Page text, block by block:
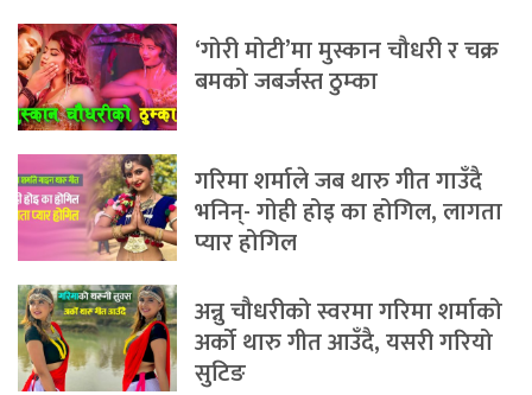
‘गोरी मोटी’मा मुस्कान चौधरी र चक्र
बमको जबर्जस्त ठुम्का
गरिमा शर्माले जब थारु गीत गाउँदै
भनिन्- गोही होइ का होगिल, लागता
प्यार होगिल
अन्नु चौधरीको स्वरमा गरिमा शर्माको
अर्को थारु गीत आउँदै, यसरी गरियो
सुटिङ